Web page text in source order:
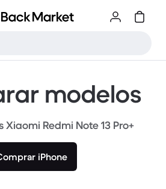
modelos
Xiaomi Redmi Note 13 Pro+
iPhone